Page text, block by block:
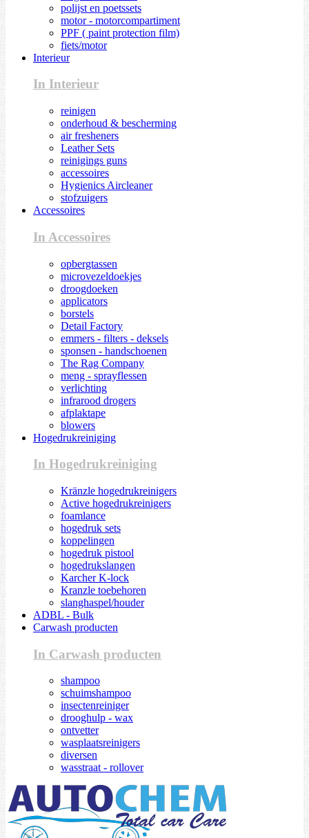
polijst en poetssets
motor - motorcompartiment
PPF ( paint protection film)
fiets/motor
Interieur
In Interieur
reinigen
onderhoud & bescherming
air fresheners
Leather Sets
reinigings guns
accessoires
Hygienics Aircleaner
stofzuigers
Accessoires
In Accessoires
opbergtassen
microvezeldoekjes
droogdoeken
applicators
borstels
Detail Factory
emmers - filters - deksels
sponsen - handschoenen
The Rag Company
meng - sprayflessen
verlichting
infrarood drogers
afplaktape
blowers
Hogedrukreiniging
In Hogedrukreiniging
Kränzle hogedrukreinigers
Active hogedrukreinigers
foamlance
hogedruk sets
koppelingen
hogedruk pistool
hogedrukslangen
Karcher K-lock
Kranzle toebehoren
slanghaspel/houder
ADBL - Bulk
Carwash producten
In Carwash producten
shampoo
schuimshampoo
insectenreiniger
drooghulp - wax
ontvetter
wasplaatsreinigers
diversen
wasstraat - rollover